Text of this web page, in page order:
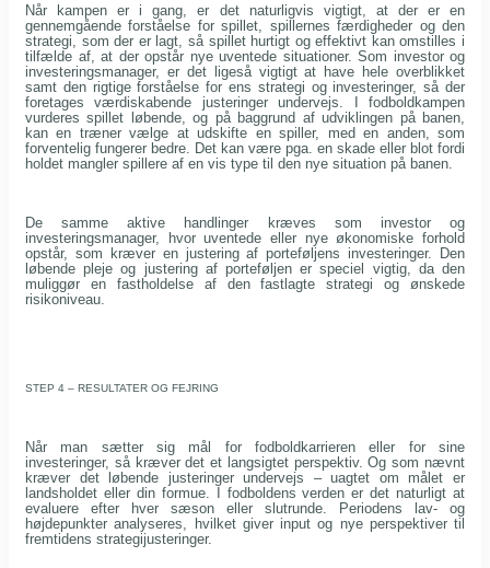
Når kampen er i gang, er det naturligvis vigtigt, at der er en
gennemgående forståelse for spillet, spillernes færdigheder og den
strategi, som der er lagt, så spillet hurtigt og effektivt kan omstilles i
tilfælde af, at der opstår nye uventede situationer. Som investor og
investeringsmanager, er det ligeså vigtigt at have hele overblikket
samt den rigtige forståelse for ens strategi og investeringer, så der
foretages værdiskabende justeringer undervejs. I fodboldkampen
vurderes spillet løbende, og på baggrund af udviklingen på banen,
kan en træner vælge at udskifte en spiller, med en anden, som
forventelig fungerer bedre. Det kan være pga. en skade eller blot fordi
holdet mangler spillere af en vis type til den nye situation på banen.
De samme aktive handlinger kræves som investor og
investeringsmanager, hvor uventede eller nye økonomiske forhold
opstår, som kræver en justering af porteføljens investeringer. Den
løbende pleje og justering af porteføljen er speciel vigtig, da den
muliggør en fastholdelse af den fastlagte strategi og ønskede
risikoniveau.
STEP 4 – RESULTATER OG FEJRING
Når man sætter sig mål for fodboldkarrieren eller for sine
investeringer, så kræver det et langsigtet perspektiv. Og som nævnt
kræver det løbende justeringer undervejs – uagtet om målet er
landsholdet eller din formue. I fodboldens verden er det naturligt at
evaluere efter hver sæson eller slutrunde. Periodens lav- og
højdepunkter analyseres, hvilket giver input og nye perspektiver til
fremtidens strategijusteringer.